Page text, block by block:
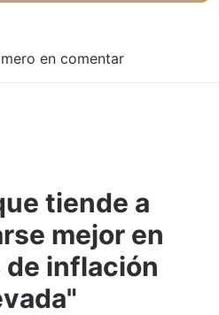
en comentar
Adjuntar imagen Comentar
tiende a
mejor en
inflación